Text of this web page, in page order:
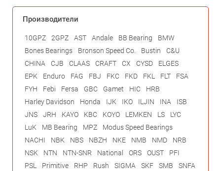
Производители
10GPZ 2GPZ AST Andale BB Bearing
BMW
Bones Bearings
Bronson Speed Co. Bustin
C&U
CHINA
CJB CLAAS CRAFT CX CYSD
ELGES
EPK
Enduro FAG FBJ FKC FKD FKL FLT
FSA
FYH
Febi Fersa GBC Gamet HIC
HRB
Harley Davidson
Honda IJK IKO ILJIN INA
ISB
JNS
JRH KAYO KBC KOYO LEMKEN LS
LYC
LuK
MB Bearing MPZ
Modus Speed Bearings
NACHI
NBK NBS NBZH NKE NMB NMD
NRB
NSK
NTN NTN-SNR National ORS OUST
PFI
PSL
Primitive RHP Rush SIGMA SKF SMB
SNFA